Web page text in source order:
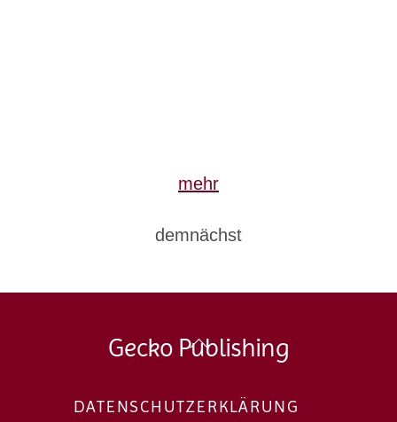
mehr
demnächst
Back
Top
Gecko Publishing
DATENSCHUTZERKLÄRUNG